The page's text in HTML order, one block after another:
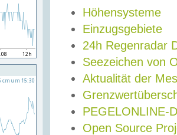
Höhensysteme
Einzugsgebiete
24h Regenradar
Seezeichen von
Aktualität der
PEGELONLINE-
Open Source